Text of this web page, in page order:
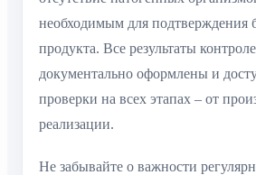
необходимым для подтверждения
продукта. Все результаты
документально оформлены и
проверки на всех этапах – от
реализации.
Не забывайте о важности